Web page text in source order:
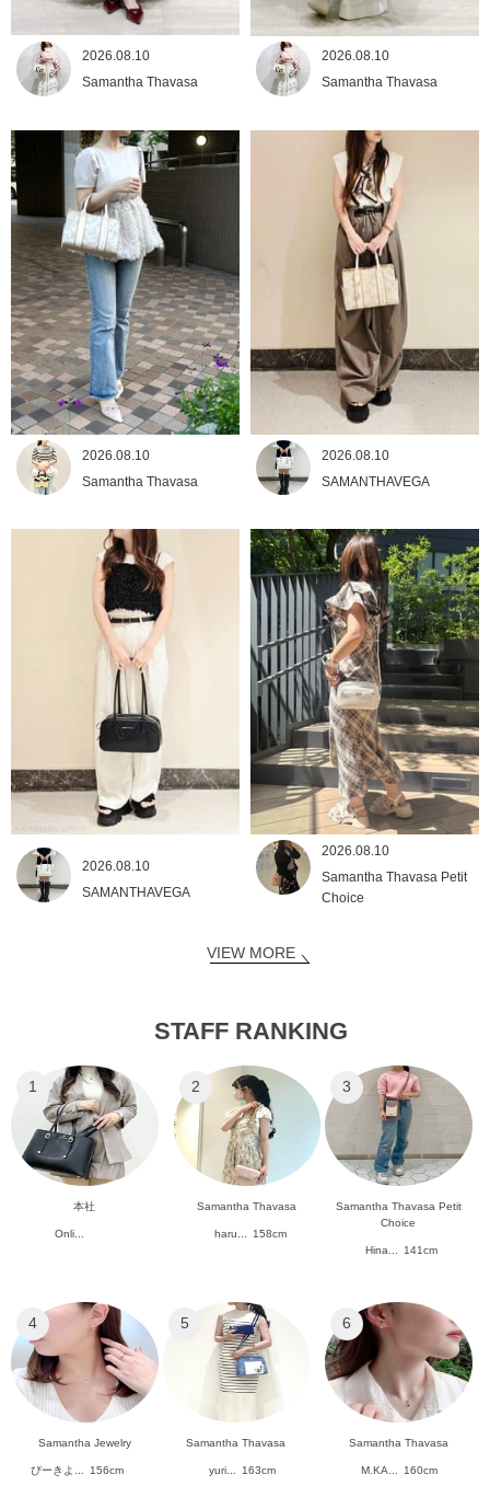
2026.08.10
Samantha Thavasa
2026.08.10
Samantha Thavasa
2026.08.10
Samantha Thavasa
2026.08.10
SAMANTHAVEGA
2026.08.10
SAMANTHAVEGA
2026.08.10
Samantha Thavasa Petit
Choice
VIEW MORE
STAFF RANKING
1
本社
Onli...
2
Samantha Thavasa
haru... 158cm
3
Samantha Thavasa Petit
Choice
Hina... 141cm
4
Samantha Jewelry
ぴーきよ... 156cm
5
Samantha Thavasa
yuri... 163cm
6
Samantha Thavasa
M.KA... 160cm